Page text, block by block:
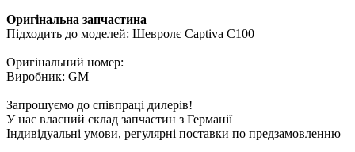
Оригінальна запчастина
Підходить до моделей: Шевролє Captiva C100
Оригінальний номер:
Виробник: GM
Запрошуємо до співпраці дилерів!
У нас власний склад запчастин з Германії
Індивідуальні умови, регулярні поставки по предзамовленню